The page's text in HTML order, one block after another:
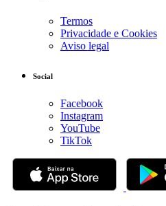
Termos
Privacidade e Cookies
Aviso legal
Social
Facebook
Instagram
YouTube
TikTok